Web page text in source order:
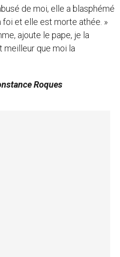
de moi, elle a blasphémé
foi et elle est morte athée. »
ajoute le pape, je la
meilleur que moi la
Roques